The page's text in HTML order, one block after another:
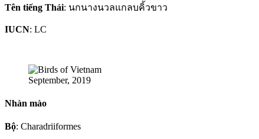
Tên tiếng Thái: นกนางนวลแกลบคิ้วขาว
IUCN: LC
September, 2019
Nhàn mào
Bộ: Charadriiformes